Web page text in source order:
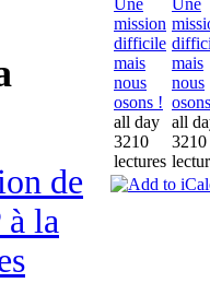
de
la
mission
difficile
mais
nous
osons !
all day
3210
lectures
mais
nous
all
3210